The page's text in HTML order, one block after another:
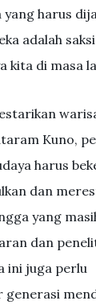
harus
adalah
kita di masa
Kuno,
harus
dan
yang
dan
ini juga perlu
generasi